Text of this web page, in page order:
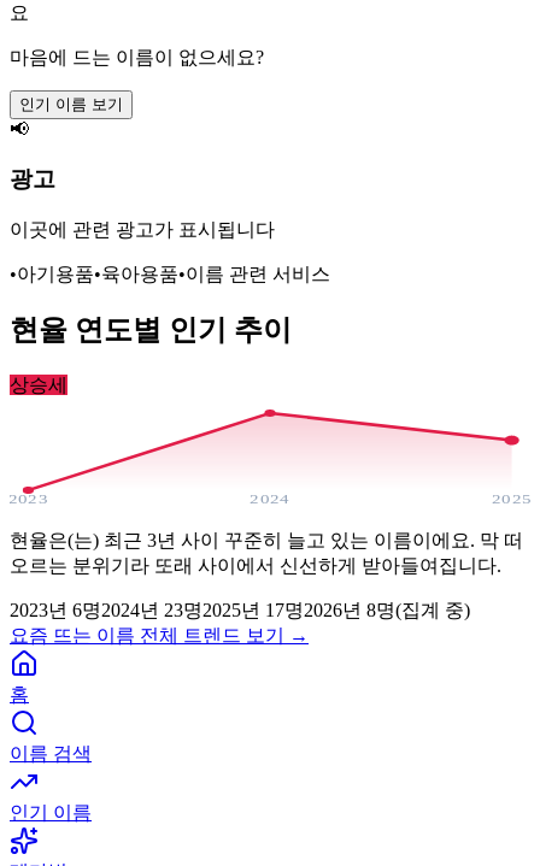
요
마음에 드는 이름이 없으세요?
인기 이름 보기
📢
광고
이곳에 관련 광고가 표시됩니다
•아기용품•육아용품•이름 관련 서비스
현율 연도별 인기 추이
상승세
2023 2024 2025
현율은(는) 최근 3년 사이 꾸준히 늘고 있는 이름이에요. 막 떠
오르는 분위기라 또래 사이에서 신선하게 받아들여집니다.
2023년 6명2024년 23명2025년 17명2026년 8명(집계 중)
요즘 뜨는 이름 전체 트렌드 보기 →
홈
이름 검색
인기 이름